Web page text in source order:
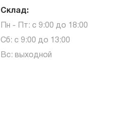
Склад:
Пн - Пт: с 9:00 до 18:00
Сб: с 9:00 до 13:00
Вс: выходной